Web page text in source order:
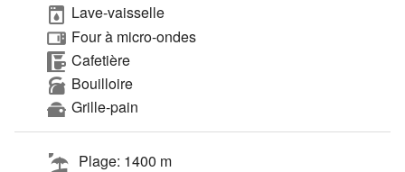
Lave-vaisselle
Four à micro-ondes
Cafetière
Bouilloire
Grille-pain
Plage: 1400 m